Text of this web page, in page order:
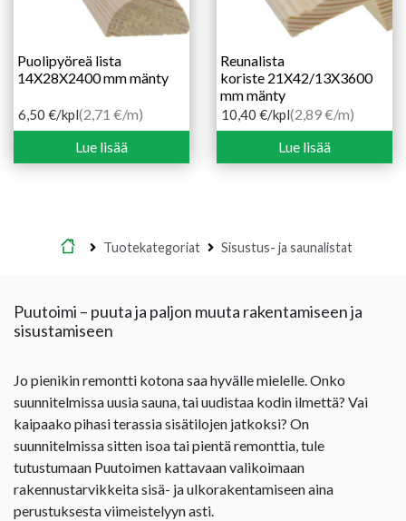
Puolipyöreä lista
14X28X2400 mm mänty
6,50 €/kpl(2,71 €/m)
Lue lisää
Reunalista
koriste 21X42/13X3600
mm mänty
10,40 €/kpl(2,89 €/m)
Lue lisää
Etusivu
Tuotekategoriat Sisustus- ja saunalistat
Puutoimi – puuta ja paljon muuta rakentamiseen ja
sisustamiseen
Jo pienikin remontti kotona saa hyvälle mielelle. Onko
suunnitelmissa uusia sauna, tai uudistaa kodin ilmettä? Vai
kaipaako pihasi terassia sisätilojen jatkoksi? On
suunnitelmissa sitten isoa tai pientä remonttia, tule
tutustumaan Puutoimen kattavaan valikoimaan
rakennustarvikkeita sisä- ja ulkorakentamiseen aina
perustuksesta viimeistelyyn asti.